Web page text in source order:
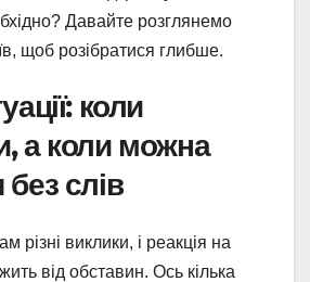
Давайте розглянемо
щоб розібратися глибше.
коли
а коли можна
без слів
різні виклики, і реакція на
від обставин. Ось кілька